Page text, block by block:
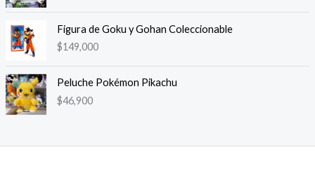
Figura de Goku y Gohan Coleccionable
$149,000
Peluche Pokémon Pikachu
$46,900